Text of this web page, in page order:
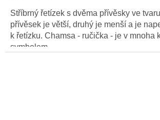
Stříbrný řetízek s dvěma přívěsky ve
přívěsek je větší, druhý je menší a je
k řetízku. Chamsa - ručička - je v mnoha
symbolem...